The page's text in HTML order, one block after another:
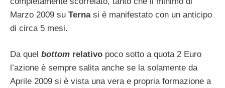
Marzo 2009 su Terna si è manifestato con un anticipo
di circa 5 mesi.
Da quel bottom relativo poco sotto a quota 2 Euro
l’azione è sempre salita anche se la solamente da
Aprile 2009 si è vista una vera e propria formazione a